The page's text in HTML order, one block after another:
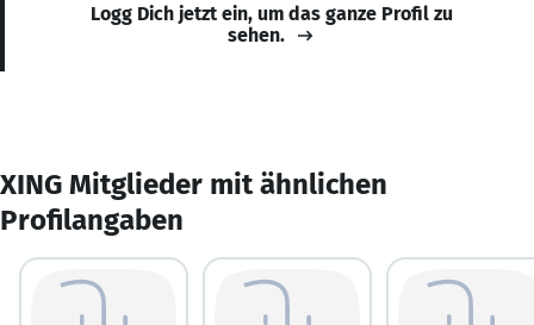
Logg Dich jetzt ein, um das ganze Profil zu
sehen.
XING Mitglieder mit ähnlichen
Profilangaben